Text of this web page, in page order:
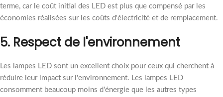
terme, car le coût initial des LED est plus que compensé par les
économies réalisées sur les coûts d'électricité et de remplacement.
5. Respect de l'environnement
Les lampes LED sont un excellent choix pour ceux qui cherchent à
réduire leur impact sur l'environnement. Les lampes LED
consomment beaucoup moins d'énergie que les autres types